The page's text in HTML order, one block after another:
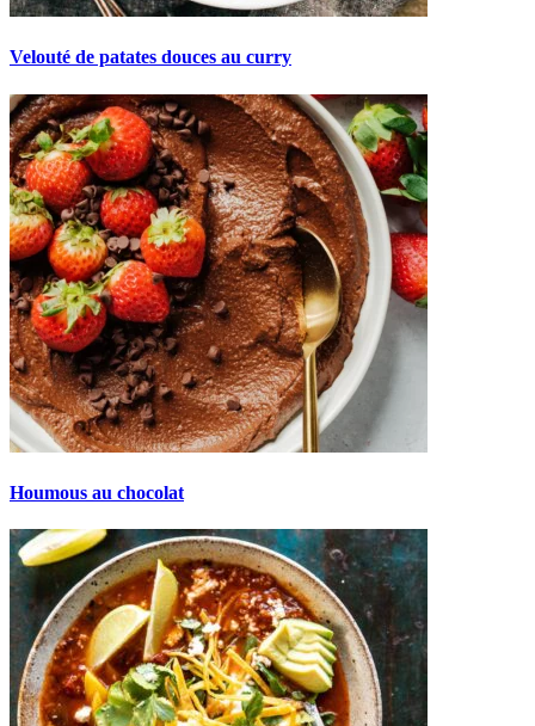
Velouté de patates douces au curry
Houmous au chocolat